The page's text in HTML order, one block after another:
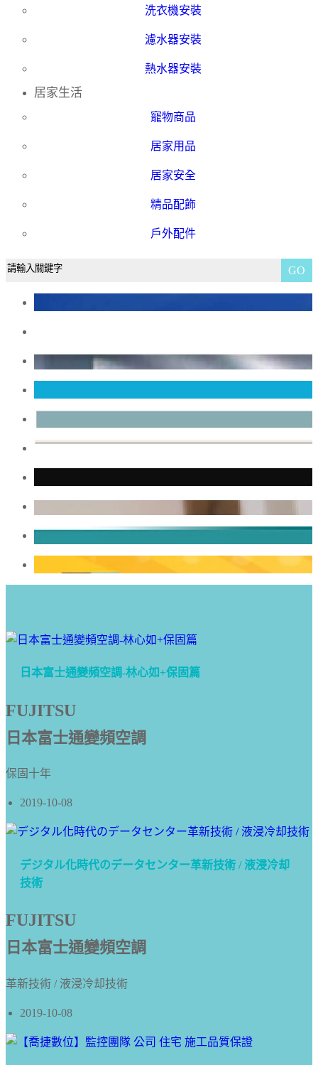
洗衣機安裝
濾水器安裝
熱水器安裝
居家生活
寵物商品
居家用品
居家安全
精品配飾
戶外配件
GO
日本富士通變頻空調-林心如+保固篇
FUJITSU
日本富士通變頻空調
保固十年
2019-10-08
デジタル化時代のデータセンター革新技術 / 液浸冷却
技術
FUJITSU
日本富士通變頻空調
革新技術 / 液浸冷却技術
2019-10-08